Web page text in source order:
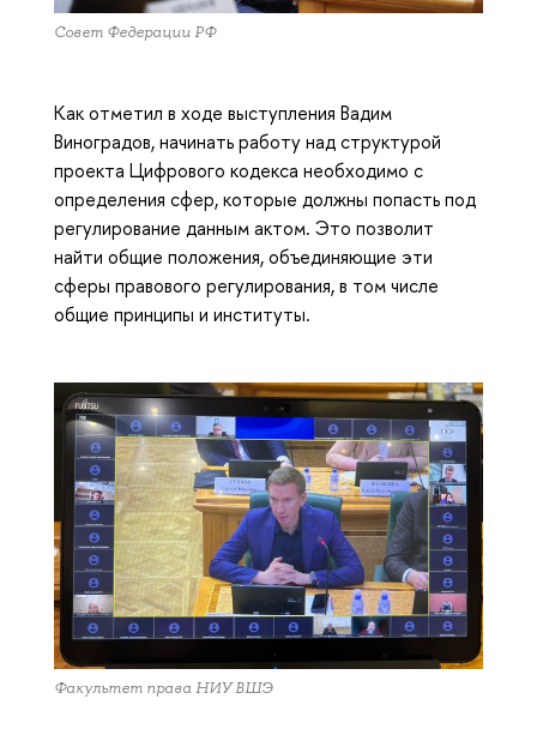
Совет Федерации РФ
Как отметил в ходе выступления Вадим
Виноградов, начинать работу над структурой
проекта Цифрового кодекса необходимо с
определения сфер, которые должны попасть под
регулирование данным актом. Это позволит
найти общие положения, объединяющие эти
сферы правового регулирования, в том числе
общие принципы и институты.
Факультет права НИУ ВШЭ